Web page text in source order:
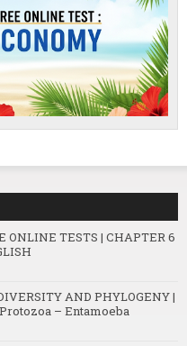
ONLINE TESTS | CHAPTER 6
AND PHYLOGENY |
– Entamoeba